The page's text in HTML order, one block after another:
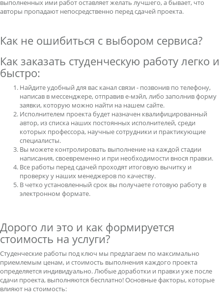
выполненных ими работ оставляет желать лучшего, а бывает, что
авторы пропадают непосредственно перед сдачей проекта.
Как не ошибиться с выбором сервиса?
Как заказать студенческую работу легко и
быстро:
Найдите удобный для вас канал связи - позвонив по телефону,
написав в мессенджере, отправив е-мэйл, либо заполнив форму
заявки, которую можно найти на нашем сайте.
Исполнителем проекта будет назначен квалифицированный
автор, из списка наших постоянных исполнителей, среди
которых профессора, научные сотрудники и практикующие
специалисты.
Вы можете контролировать выполнение на каждой стадии
написания, своевременно и при необходимости внося правки.
Все работы перед сдачей проходят итоговую вычитку и
проверку у наших менеджеров по качеству.
В четко установленный срок вы получаете готовую работу в
электронном формате.
Дорого ли это и как формируется
стоимость на услуги?
Студенческие работы под ключ мы предлагаем по максимально
приемлемым ценам, и стоимость выполнения каждого проекта
определяется индивидуально. Любые доработки и правки уже после
сдачи проекта, выполняются бесплатно! Основные факторы, которые
влияют на стоимость: